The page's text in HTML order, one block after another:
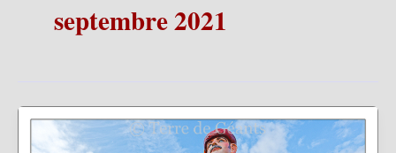
septembre 2021